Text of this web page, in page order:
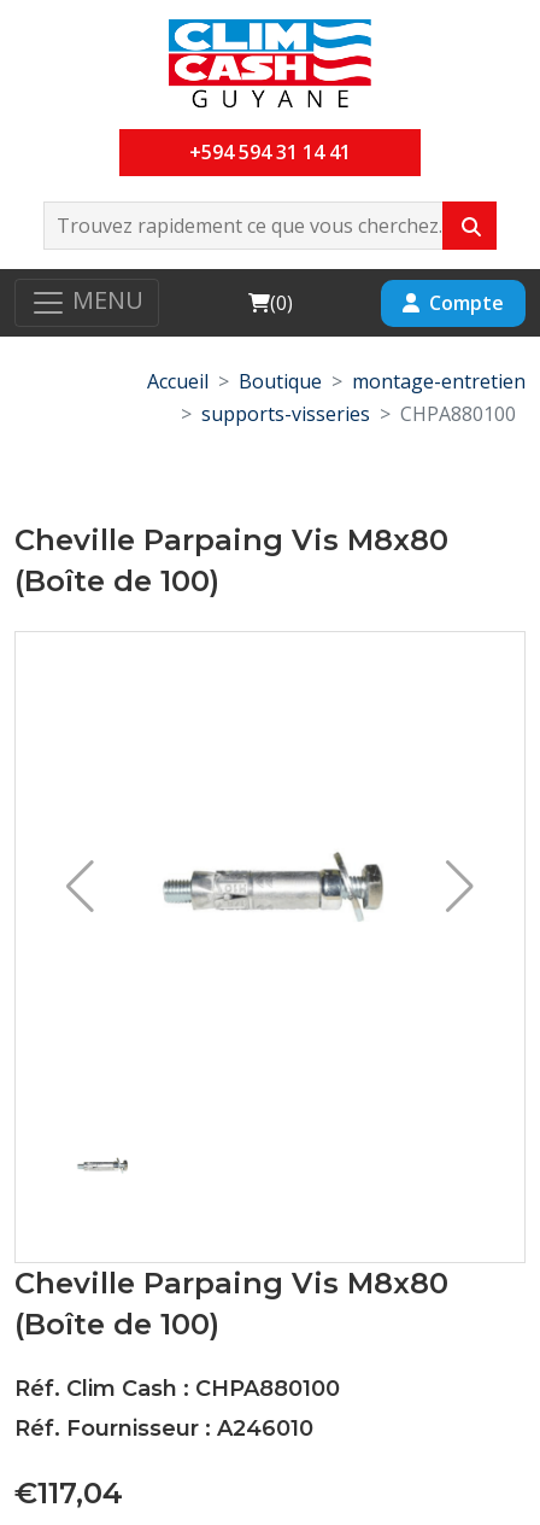
+594 594 31 14 41
MENU Cart
(0) Compte
Accueil Boutique
montage-entretien
supports-visseries
CHPA880100
Cheville Parpaing Vis M8x80
(Boîte de 100)
Cheville Parpaing Vis M8x80
(Boîte de 100)
Réf. Clim Cash : CHPA880100
Réf. Fournisseur : A246010
€117,04